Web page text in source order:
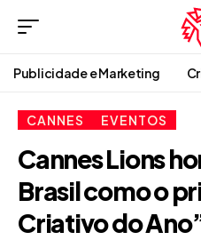
Publicidade e Marketing
CANNES EVENTOS
Cannes Lions
Brasil como o
Criativo do